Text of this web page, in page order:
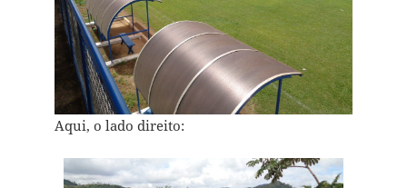
Aqui, o lado direito: